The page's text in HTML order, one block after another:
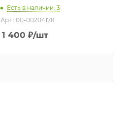
Есть в наличии: 3
Арт.: 00-00204178
1 400 ₽/шт